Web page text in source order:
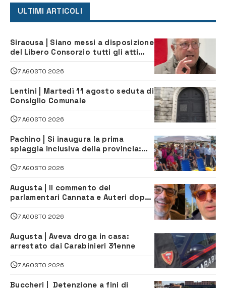
ULTIMI ARTICOLI
Siracusa | Siano messi a disposizione
del Libero Consorzio tutti gli atti
7 AGOSTO 2026
Lentini | Martedì 11 agosto seduta di
Consiglio Comunale
7 AGOSTO 2026
Pachino | Si inaugura la prima
spiaggia inclusiva della provincia:
tutti
7 AGOSTO 2026
Augusta | Il commento dei
parlamentari Cannata e Auteri dopo
depuratore
7 AGOSTO 2026
Augusta | Aveva droga in casa:
arrestato dai Carabinieri 31enne
7 AGOSTO 2026
Buccheri | Detenzione a fini di